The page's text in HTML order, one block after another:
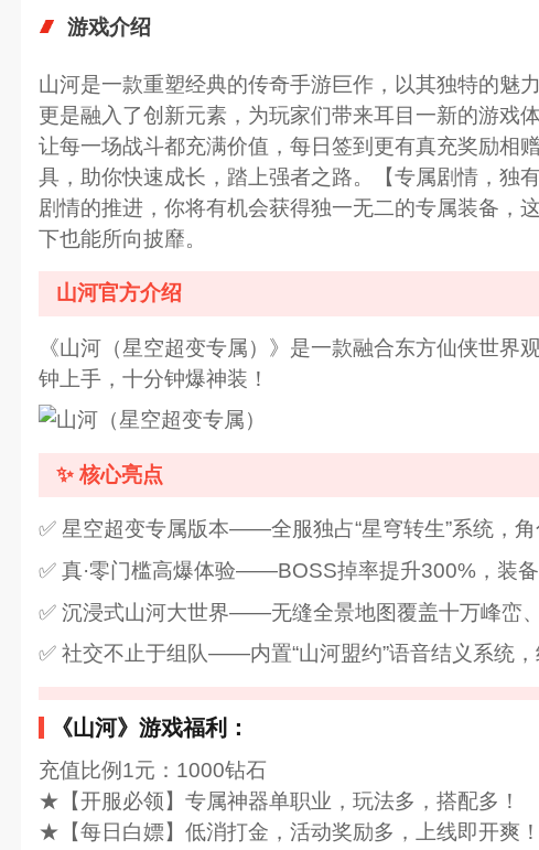
游戏介绍
山河是一款重塑经典的传奇手游巨作，以其独特的魅
更是融入了创新元素，为玩家们带来耳目一新的游戏
让每一场战斗都充满价值，每日签到更有真充奖励相
具，助你快速成长，踏上强者之路。【专属剧情，独
剧情的推进，你将有机会获得独一无二的专属装备，
下也能所向披靡。
山河官方介绍
《山河（星空超变专属）》是一款融合东方仙侠世
钟上手，十分钟爆神装！
✨ 核心亮点
✅ 星空超变专属版本——全服独占“星穹转生”系统，
✅ 真·零门槛高爆体验——BOSS掉率提升300%，装备
✅ 沉浸式山河大世界——无缝全景地图覆盖十万峰峦
✅ 社交不止于组队——内置“山河盟约”语音结义系统
《山河》游戏福利：
充值比例1元：1000钻石
★【开服必领】专属神器单职业，玩法多，搭配多！
★【每日白嫖】低消打金，活动奖励多，上线即开爽！